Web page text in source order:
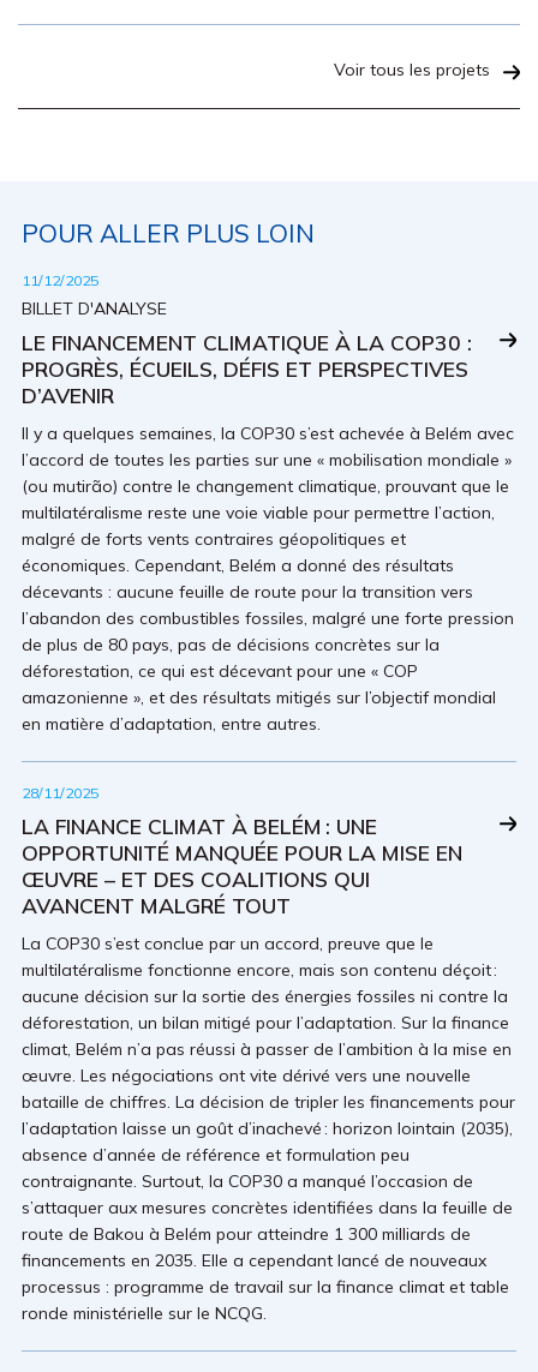
Voir tous les projets
POUR ALLER PLUS LOIN
11/12/2025
BILLET D'ANALYSE
LE FINANCEMENT CLIMATIQUE À LA COP30 :
PROGRÈS, ÉCUEILS, DÉFIS ET PERSPECTIVES
D’AVENIR
Il y a quelques semaines, la COP30 s’est achevée à Belém avec
l’accord de toutes les parties sur une « mobilisation mondiale »
(ou mutirão) contre le changement climatique, prouvant que le
multilatéralisme reste une voie viable pour permettre l’action,
malgré de forts vents contraires géopolitiques et
économiques. Cependant, Belém a donné des résultats
décevants : aucune feuille de route pour la transition vers
l’abandon des combustibles fossiles, malgré une forte pression
de plus de 80 pays, pas de décisions concrètes sur la
déforestation, ce qui est décevant pour une « COP
amazonienne », et des résultats mitigés sur l’objectif mondial
en matière d’adaptation, entre autres.
28/11/2025
LA FINANCE CLIMAT À BELÉM : UNE
OPPORTUNITÉ MANQUÉE POUR LA MISE EN
ŒUVRE – ET DES COALITIONS QUI
AVANCENT MALGRÉ TOUT
La COP30 s’est conclue par un accord, preuve que le
multilatéralisme fonctionne encore, mais son contenu déçoit :
aucune décision sur la sortie des énergies fossiles ni contre la
déforestation, un bilan mitigé pour l’adaptation. Sur la finance
climat, Belém n’a pas réussi à passer de l’ambition à la mise en
œuvre. Les négociations ont vite dérivé vers une nouvelle
bataille de chiffres. La décision de tripler les financements pour
l’adaptation laisse un goût d’inachevé : horizon lointain (2035),
absence d’année de référence et formulation peu
contraignante. Surtout, la COP30 a manqué l’occasion de
s’attaquer aux mesures concrètes identifiées dans la feuille de
route de Bakou à Belém pour atteindre 1 300 milliards de
financements en 2035. Elle a cependant lancé de nouveaux
processus : programme de travail sur la finance climat et table
ronde ministérielle sur le NCQG.